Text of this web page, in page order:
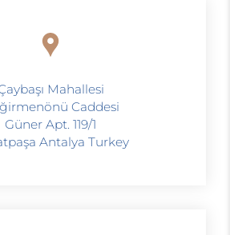
Mahallesi
Caddesi
Güner Apt. 119/1
Antalya Turkey